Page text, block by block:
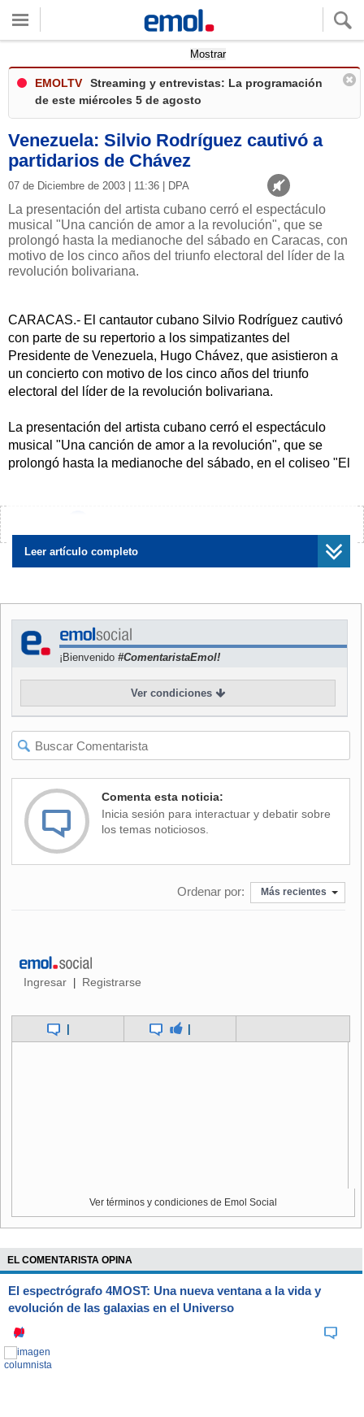
Mostrar
EMOLTV
Streaming y entrevistas: La programación
de este miércoles 5 de agosto
Venezuela: Silvio Rodríguez cautivó a
partidarios de Chávez
07 de Diciembre de 2003 | 11:36 | DPA
La presentación del artista cubano cerró el espectáculo
musical "Una canción de amor a la revolución", que se
prolongó hasta la medianoche del sábado en Caracas, con
motivo de los cinco años del triunfo electoral del líder de la
revolución bolivariana.
CARACAS.- El cantautor cubano Silvio Rodríguez cautivó
con parte de su repertorio a los simpatizantes del
Presidente de Venezuela, Hugo Chávez, que asistieron a
un concierto con motivo de los cinco años del triunfo
electoral del líder de la revolución bolivariana.
La presentación del artista cubano cerró el espectáculo
musical "Una canción de amor a la revolución", que se
prolongó hasta la medianoche del sábado, en el coliseo "El
repetorio y una canción de su nuevo trabajo que habla de
ángeles y que menciona la destrucción de las torres
gemelas de Nueva York en septiembre de 2001.
En un intermedio, el cantante hizo un "voto público de
esperanza" para Venezuela, aludiendo a los cambios
políticos que encabeza Chávez, un polémico Mandatario
que está bajo amenaza de un referéndum revocatorio de su
mandato.
Anteriormente, el artista dijo que el gobierno de Chávez
merece ser apoyado "por principios".
ondeaban banderas de Cuba, insistieron en que regresara
al escenario.
Después de media hora, Rodríguez reaparecio y cantó tres
fueron coreadas y aplaudidas por varios minutos.
celebrar los cinco años del triunfo electoral de Chávez que
lo llevó al poder.
Chávez no asistió personalmente al concierto, pero envió
un mensaje de solidaridad a los artistas y a los presentes,
Leer artículo completo
¡Bienvenido #ComentaristaEmol!
Ver condiciones
Comenta esta noticia:
Inicia sesión para interactuar y debatir sobre
los temas noticiosos.
Ordenar por: Más recientes
Ingresar Registrarse
Ver términos y condiciones de Emol Social
EL COMENTARISTA OPINA
El espectrógrafo 4MOST: Una nueva ventana a la vida y
evolución de las galaxias en el Universo